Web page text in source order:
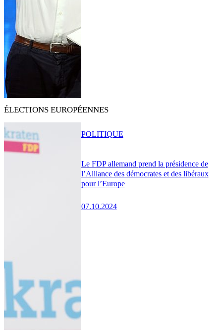
ÉLECTIONS EUROPÉENNES
Le FDP allemand prend la présidence de
l’Alliance des démocrates et des libéraux
pour l’Europe
07.10.2024
POLITIQUE